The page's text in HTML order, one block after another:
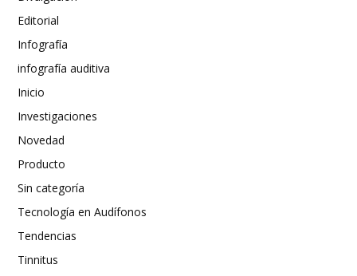
Editorial
Infografía
infografía auditiva
Inicio
Investigaciones
Novedad
Producto
Sin categoría
Tecnología en Audífonos
Tendencias
Tinnitus